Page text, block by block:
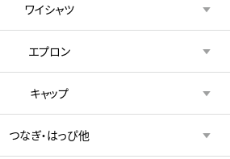
ワイシャツ
エプロン
キャップ
つなぎ・はっぴ他